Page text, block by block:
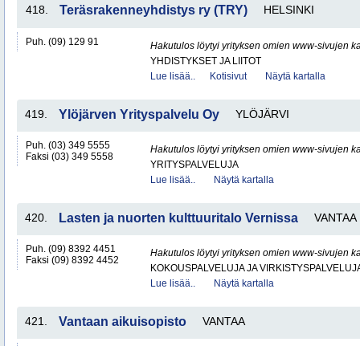
418. Teräsrakenneyhdistys ry (TRY) HELSINKI
Puh. (09) 129 91
Hakutulos löytyi yrityksen omien www-sivujen
YHDISTYKSET JA LIITOT
Lue lisää..
Kotisivut Näytä kartalla
419. Ylöjärven Yrityspalvelu Oy YLÖJÄRVI
Puh. (03) 349 5555
Faksi (03) 349 5558
Hakutulos löytyi yrityksen omien www-sivujen
YRITYSPALVELUJA
Lue lisää..
Näytä kartalla
420. Lasten ja nuorten kulttuuritalo Vernissa VANTAA
Puh. (09) 8392 4451
Faksi (09) 8392 4452
Hakutulos löytyi yrityksen omien www-sivujen
KOKOUSPALVELUJA JA
Lue lisää..
Näytä kartalla
421. Vantaan aikuisopisto VANTAA